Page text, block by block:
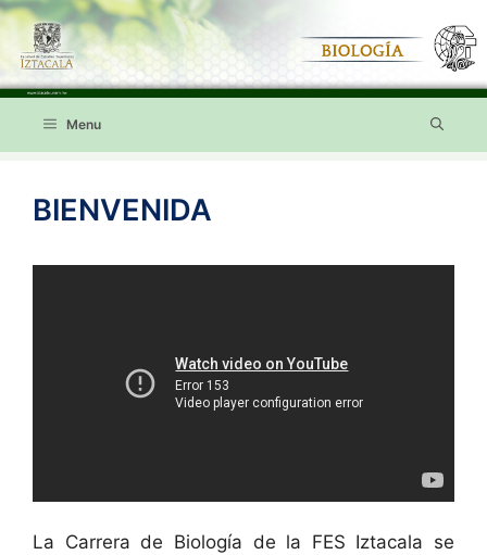
Saltar
contenido
Menu
BIENVENIDA
La Carrera de Biología de la FES Iztacala se